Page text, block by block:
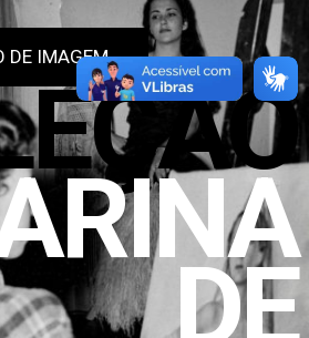
DE IMAGEM
DE